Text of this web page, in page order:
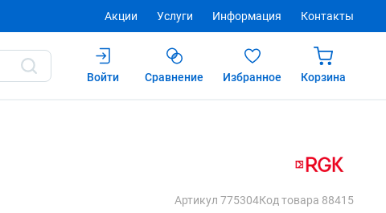
Акции Услуги Информация Контакты
Войти
Сравнение Избранное Корзина
Артикул 775304Код товара 88415